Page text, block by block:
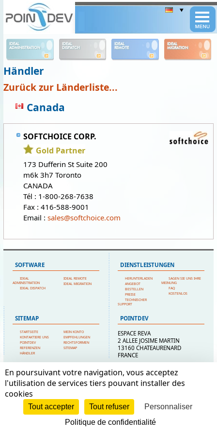
IDEAL
ADMINISTRATION
IDEAL
DISPATCH
IDEAL
REMOTE
IDEAL
MIGRATION
Händler
Zurück zur Länderliste...
Canada
SOFTCHOICE CORP.
Gold Partner
173 Dufferin St Suite 200
m6k 3h7 Toronto
CANADA
Tél : 1-800-268-7638
Fax : 416-588-9001
Email : sales@softchoice.com
SOFTWARE
IDEAL
ADMINISTRATION
IDEAL DISPATCH
IDEAL REMOTE
IDEAL MIGRATION
DIENSTLEISTUNGEN
HERUNTERLADEN
ANGEBOT
BESTELLEN
PREISE
TECHNISCHER
SUPPORT
SAGEN SIE UNS IHRE
MEINUNG
FAQ
KOSTENLOS
SITEMAP
STARTSEITE
KONTAKTIERE UNS
POINTDEV
REFERENZEN
HÄNDLER
MEIN KONTO
EMPFEHLUNGEN
RECHTSFORMEN
SITEMAP
POINTDEV
ESPACE REVA
2 ALLEE JOSIME MARTIN
13160 CHATEAURENARD
FRANCE
Panneau de gestion des cookies
En poursuivant votre navigation, vous acceptez
l'utilisation de services tiers pouvant installer des
cookies
Tout accepter Tout refuser
Personnaliser
Politique de confidentialité